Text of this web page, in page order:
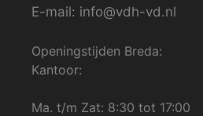
E-mail: info@vdh-vd.nl
Openingstijden Breda:
Kantoor:
Ma. t/m Zat: 8:30 tot 17:00